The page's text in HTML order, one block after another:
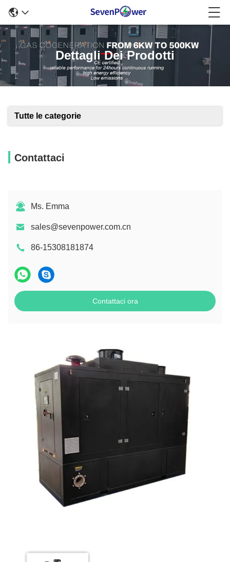
Dettagli Dei Prodotti
Tutte le categorie
Contattaci
Ms. Emma
sales@sevenpower.com.cn
86-15308181874
Contattaci ora